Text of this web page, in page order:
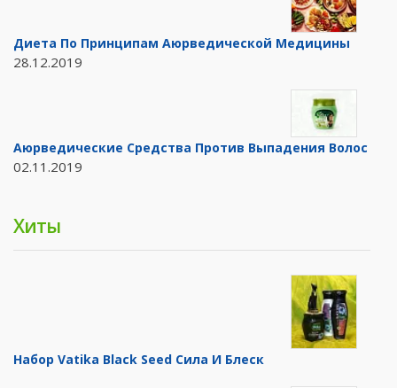
Диета По Принципам Аюрведической Медицины
28.12.2019
Аюрведические Средства Против Выпадения Волос
02.11.2019
Хиты
Набор Vatika Black Seed Сила И Блеск